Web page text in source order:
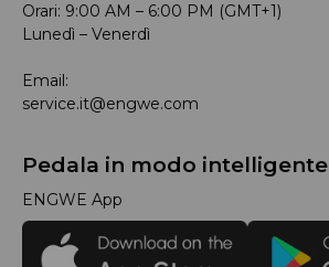
Orari: 9:00 AM – 6:00 PM (GMT+1)
Lunedì – Venerdì
Email:
service.it@engwe.com
Pedala in modo intelligente
ENGWE App